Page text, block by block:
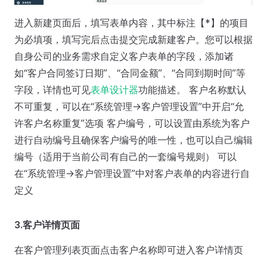
进入新建页面后，填写表单内容，其中标注【*】的项目
为必填项，填写完后点击提交完成新建客户。您可以根据
自身公司的业务需求自定义客户表单的字段，添加诸
如“客户合同签订日期”、“合同金额”、“合同到期时间”等
字段，详情也可见表单设计器功能描述。 客户名称默认
不可重复，可以在“系统管理->客户管理设置”中开启“允
许客户名称重复”选项 客户编号，可以设置由系统为客户
进行自动编号且确保客户编号的唯一性，也可以自己编辑
编号（适用于当前公司有自己的一套编号规则） 可以
在“系统管理->客户管理设置”中对客户表单的内容进行自
定义
3.客户详情页面
在客户管理列表页面点击客户名称即可进入客户详情页